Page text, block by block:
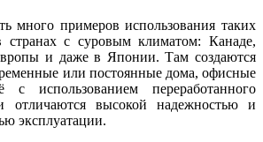
много примеров использования таких
с суровым климатом: Канаде,
и даже в Японии. Там создаются
или постоянные дома, офисные
использованием переработанного
высокой надежностью и
эксплуатации.